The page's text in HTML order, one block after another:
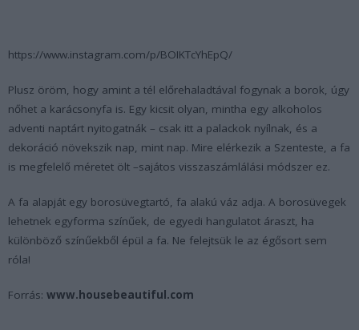
https://www.instagram.com/p/BOIKTcYhEpQ/
Plusz öröm, hogy amint a tél előrehaladtával fogynak a borok, úgy
nőhet a karácsonyfa is. Egy kicsit olyan, mintha egy alkoholos
adventi naptárt nyitogatnák – csak itt a palackok nyílnak, és a
dekoráció növekszik nap, mint nap. Mire elérkezik a Szenteste, a fa
is megfelelő méretet ölt –sajátos visszaszámlálási módszer ez.
A fa alapját egy borosüvegtartó, fa alakú váz adja. A borosüvegek
lehetnek egyforma színűek, de egyedi hangulatot áraszt, ha
különböző színűekből épül a fa. Ne felejtsük le az égősort sem
róla!
Forrás: www.housebeautiful.com